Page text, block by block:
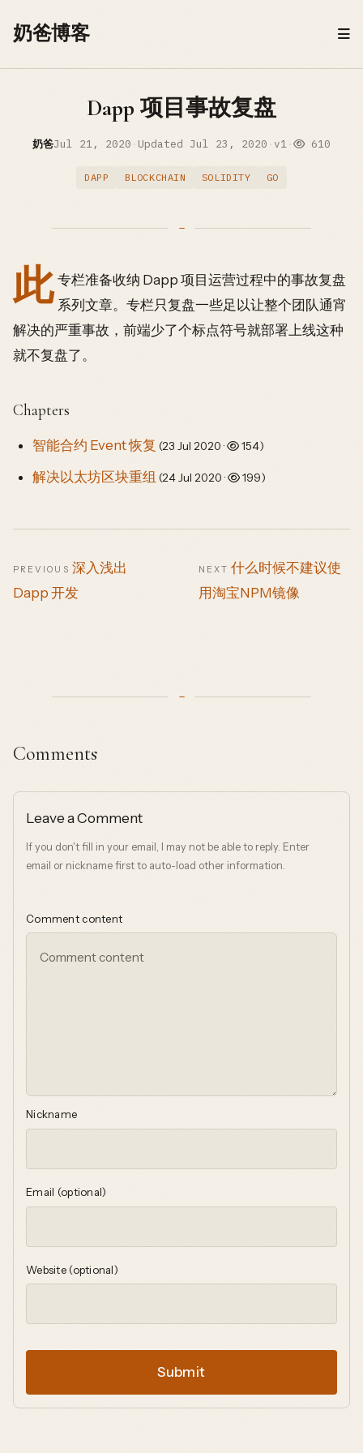
奶爸博客
Dapp 项目事故复盘
奶爸Jul 21, 2020 · Updated Jul 23, 2020 · v1· 610
DAPP BLOCKCHAIN SOLIDITY GO
此 专栏准备收纳 Dapp 项目运营过程中的事故复盘
系列文章。专栏只复盘一些足以让整个团队通宵
解决的严重事故，前端少了个标点符号就部署上线这种
就不复盘了。
Chapters
智能合约 Event 恢复 (23 Jul 2020 · 154)
解决以太坊区块重组 (24 Jul 2020 · 199)
PREVIOUS 深入浅出
Dapp 开发
NEXT 什么时候不建议使
用淘宝NPM镜像
Comments
Leave a Comment
If you don't fill in your email, I may not be able to reply. Enter
email or nickname first to auto-load other information.
Comment content
Nickname
Email (optional)
Website (optional)
Submit